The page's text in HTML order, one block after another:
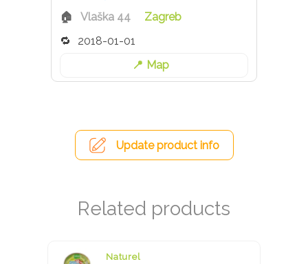
Vlaška 44
Zagreb
2018-01-01
Map
Update product info
Naturel